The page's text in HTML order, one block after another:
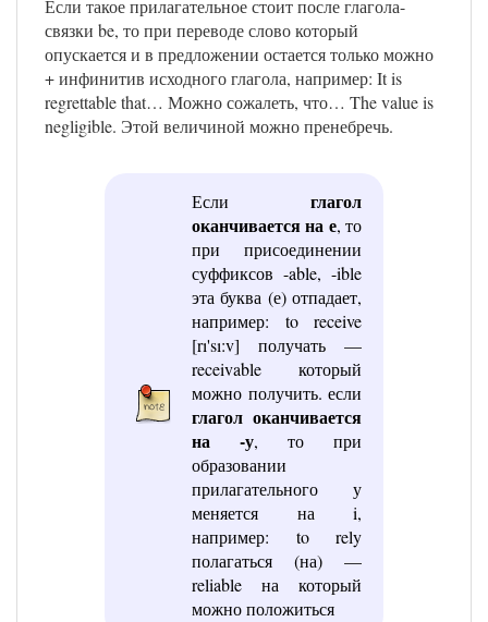
Если такое прилагательное стоит после глагола-
связки be, то при переводе слово который
опускается и в предложении остается только можно
+ инфинитив исходного глагола, например: It is
regrettable that… Можно сожалеть, что… The value is
negligible. Этой величиной можно пренебречь.
Еслиглагол
оканчивается на е, то
при присоединении
суффиксов -able, -ible
эта буква (е) отпадает,
например: to receive
[rı'sı:v] получать —
receivable который
можно получить. если
глагол оканчивается
на -у, то при
образовании
прилагательного у
меняется на i,
например: to rely
полагаться (на) —
reliable на который
можно положиться